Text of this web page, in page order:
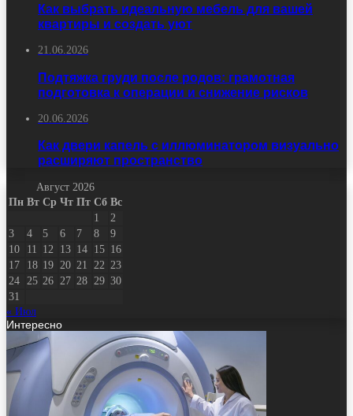
Как выбрать идеальную мебель для вашей
квартиры и создать уют
21.06.2026
Подтяжка груди после родов: грамотная
подготовка к операции и снижение рисков
20.06.2026
Как двери капель с иллюминатором визуально
расширяют пространство
Август 2026
Пн Вт Ср Чт Пт Сб Вс
1
2
3
4 5 6 7 8
9
10
11 12 13 14 15 16
17
18 19 20 21 22 23
24
25 26 27 28 29 30
31
« Июл
Интересно